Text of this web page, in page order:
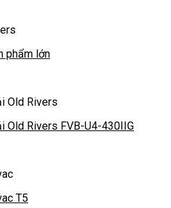
phẩm lớn
Old Rivers
Old Rivers FVB-U4-430IIG
T5